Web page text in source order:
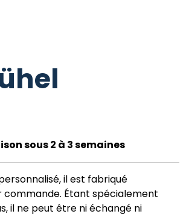
sous 2 à 3 semaines
il est fabriqué
commande. Étant spécialement
il ne peut être ni échangé ni